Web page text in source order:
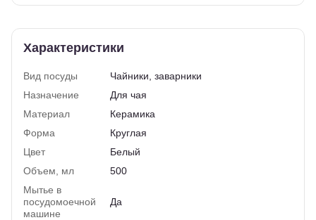
Характеристики
Вид посуды
Чайники, заварники
Назначение
Для чая
Материал
Керамика
Форма
Круглая
Цвет
Белый
Объем, мл
500
Мытье в
посудомоечной
машине
Да